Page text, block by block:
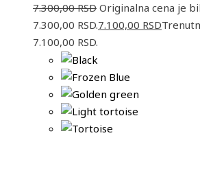
7.300,00RSD Originalna cena je
7.300,00 RSD.7.100,00 RSD
7.100,00 RSD.